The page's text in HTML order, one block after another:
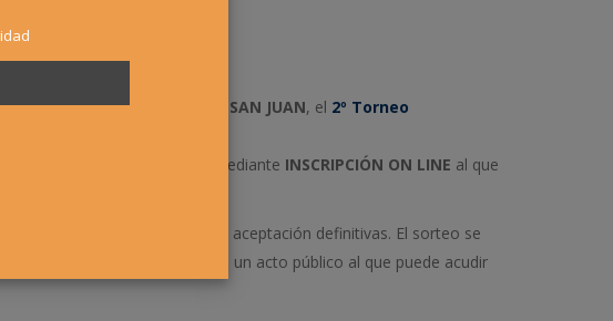
laAGRUPACIÓN DEPORTIVA SAN JUAN, el 2º Torneo
forma de inscripción será mediante INSCRIPCIÓN ON LINE al que
confeccionar las listas de aceptación definitivas. El sorteo se
como todos los sorteos, en un acto público al que puede acudir